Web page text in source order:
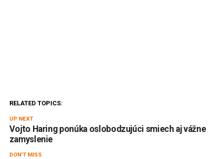
RELATED TOPICS:
UP NEXT
Vojto Haring ponúka oslobodzujúci smiech aj vážne
zamyslenie
DON'T MISS